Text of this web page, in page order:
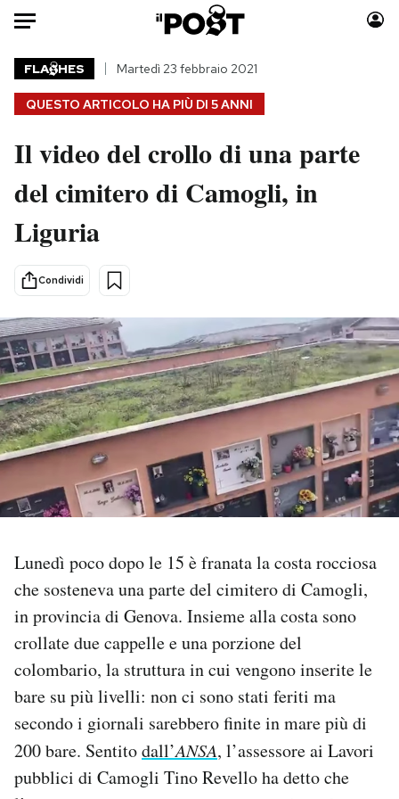
Auto
HOME
Italia
Politica
Tecnologia
Scienza
Economia
Sport
Moda
Consumismi
Altrecose
Mondiali calcio 2026
PODCAST
NEWSLETTER
I MIEI PREFERITI
SHOP
CALENDARIO
AREA PERSONALE
QUESTO ARTICOLO HA PIÙ DI 5 ANNI
FLA HES Martedì 23 febbraio 2021
Il video del crollo di una parte
del cimitero di Camogli, in
Liguria
Condividi
Lunedì poco dopo le 15 è franata la costa rocciosa
che sosteneva una parte del cimitero di Camogli,
in provincia di Genova. Insieme alla costa sono
crollate due cappelle e una porzione del
colombario, la struttura in cui vengono inserite le
bare su più livelli: non ci sono stati feriti ma
secondo i giornali sarebbero finite in mare più di
200 bare. Sentitodall’ANSA, l’assessore ai Lavori
pubblici di Camogli Tino Revello ha detto che